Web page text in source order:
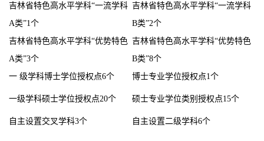
吉林省特色高水平学科“一流学科
A类”1个
吉林省特色高水平学科“一流学科
B类”2个
吉林省特色高水平学科“优势特色
A类”3个
吉林省特色高水平学科“优势特色
B类”8个
一 级学科博士学位授权点6个
博士专业学位授权点1个
一级学科硕士学位授权点20个 硕士专业学位类别授权点15个
自主设置交叉学科3个 自主设置二级学科6个